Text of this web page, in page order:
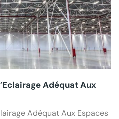
Adéquat Aux
Adéquat Aux Espaces